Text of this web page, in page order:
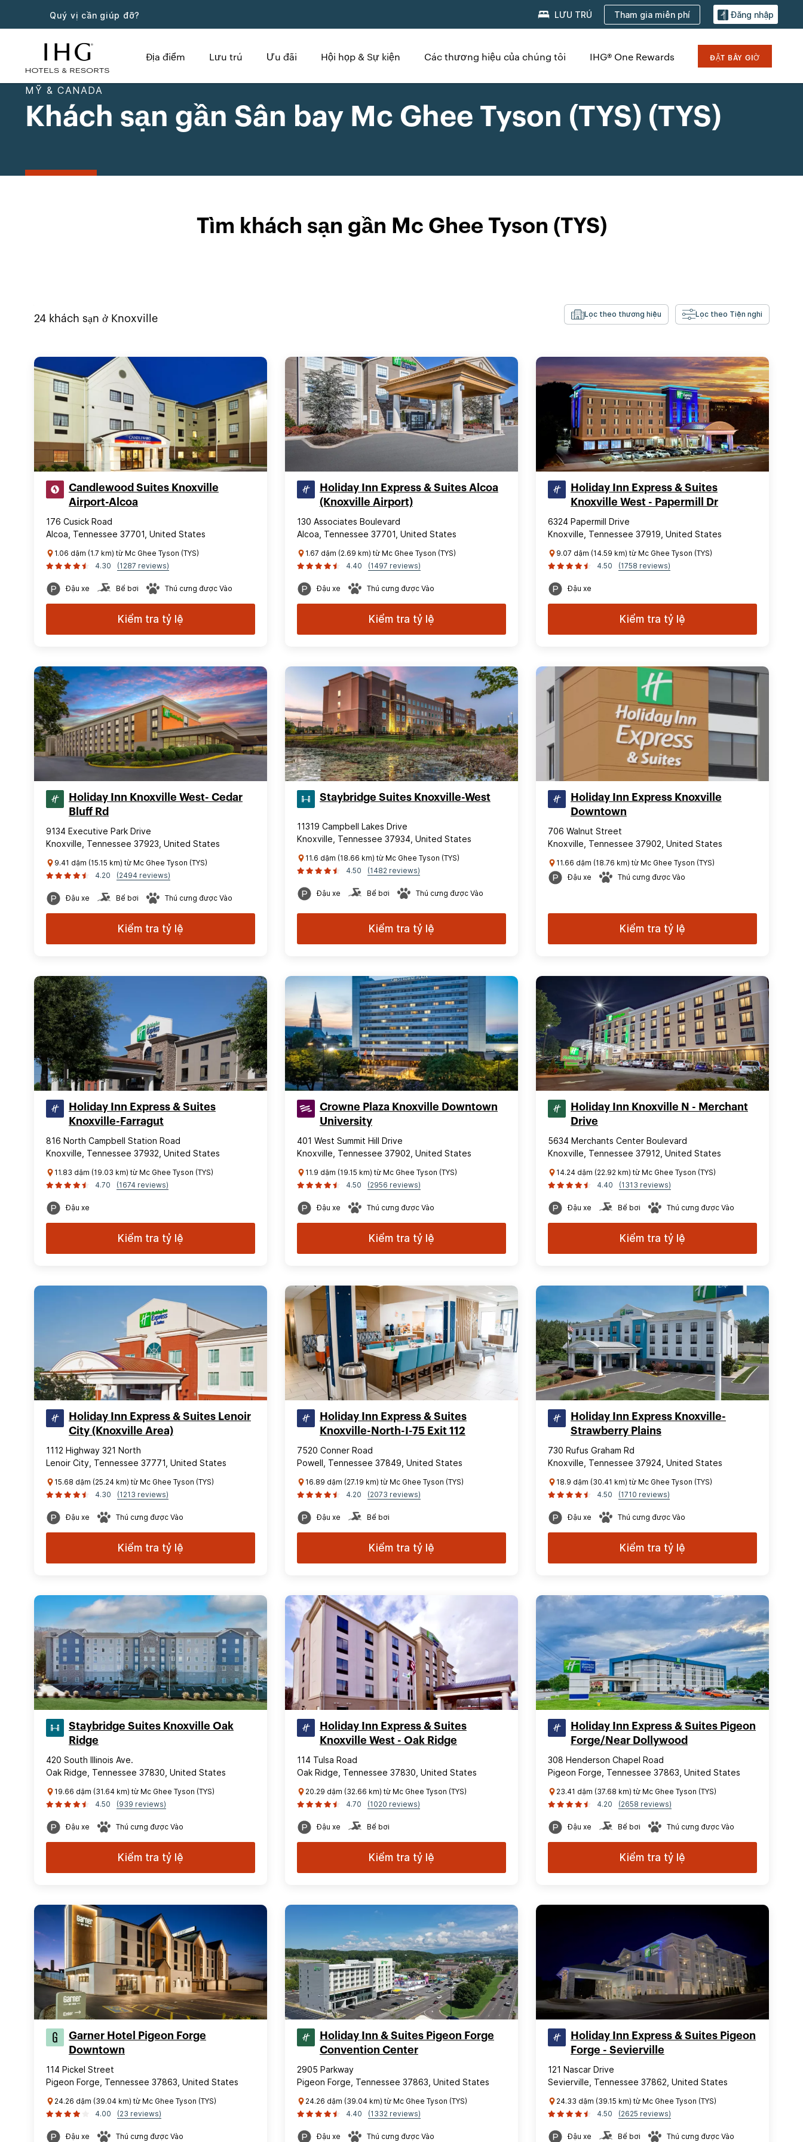
Quý vị cần giúp đỡ? LƯU TRÚ Tham gia miễn phí Đăng nhập
Địa điểm Lưu trú Ưu đãi Hội họp & Sự kiện Các thương hiệu của chúng tôi IHG® One Rewards ĐẶT BÂY GIỜ
MỸ & CANADA
Khách sạn gần Sân bay Mc Ghee Tyson (TYS) (TYS)
Tìm khách sạn gần Mc Ghee Tyson (TYS)
24 khách sạn ở Knoxville Lọc theo thương hiệu Lọc theo Tiện nghi
Candlewood Suites Knoxville
Airport-Alcoa
176 Cusick Road
Alcoa, Tennessee 37701, United States
1.06 dặm (1.7 km) từ Mc Ghee Tyson (TYS)
4.30
(1287 reviews)
Đậu xe Bể bơi Thú cưng được Vào
Kiểm tra tỷ lệ
Holiday Inn Express & Suites Alcoa
(Knoxville Airport)
130 Associates Boulevard
Alcoa, Tennessee 37701, United States
1.67 dặm (2.69 km) từ Mc Ghee Tyson (TYS)
4.40
(1497 reviews)
Đậu xe Thú cưng được Vào
Kiểm tra tỷ lệ
Holiday Inn Express & Suites
Knoxville West - Papermill Dr
6324 Papermill Drive
Knoxville, Tennessee 37919, United States
9.07 dặm (14.59 km) từ Mc Ghee Tyson (TYS)
4.50
(1758 reviews)
Đậu xe
Kiểm tra tỷ lệ
Holiday Inn Knoxville West- Cedar
Bluff Rd
9134 Executive Park Drive
Knoxville, Tennessee 37923, United States
9.41 dặm (15.15 km) từ Mc Ghee Tyson (TYS)
4.20
(2494 reviews)
Đậu xe Bể bơi Thú cưng được Vào
Kiểm tra tỷ lệ
Staybridge Suites Knoxville-West
11319 Campbell Lakes Drive
Knoxville, Tennessee 37934, United States
11.6 dặm (18.66 km) từ Mc Ghee Tyson (TYS)
4.50
(1482 reviews)
Đậu xe Bể bơi Thú cưng được Vào
Kiểm tra tỷ lệ
Holiday Inn Express Knoxville
Downtown
706 Walnut Street
Knoxville, Tennessee 37902, United States
11.66 dặm (18.76 km) từ Mc Ghee Tyson (TYS)
Đậu xe
Thú cưng được Vào
Kiểm tra tỷ lệ
Holiday Inn Express & Suites
Knoxville-Farragut
816 North Campbell Station Road
Knoxville, Tennessee 37932, United States
11.83 dặm (19.03 km) từ Mc Ghee Tyson (TYS)
4.70
(1674 reviews)
Đậu xe
Kiểm tra tỷ lệ
Crowne Plaza Knoxville Downtown
University
401 West Summit Hill Drive
Knoxville, Tennessee 37902, United States
11.9 dặm (19.15 km) từ Mc Ghee Tyson (TYS)
4.50
(2956 reviews)
Đậu xe Thú cưng được Vào
Kiểm tra tỷ lệ
Holiday Inn Knoxville N - Merchant
Drive
5634 Merchants Center Boulevard
Knoxville, Tennessee 37912, United States
14.24 dặm (22.92 km) từ Mc Ghee Tyson (TYS)
4.40
(1313 reviews)
Đậu xe Bể bơi Thú cưng được Vào
Kiểm tra tỷ lệ
Holiday Inn Express & Suites Lenoir
City (Knoxville Area)
1112 Highway 321 North
Lenoir City, Tennessee 37771, United States
15.68 dặm (25.24 km) từ Mc Ghee Tyson (TYS)
4.30
(1213 reviews)
Đậu xe Thú cưng được Vào
Kiểm tra tỷ lệ
Holiday Inn Express & Suites
Knoxville-North-I-75 Exit 112
7520 Conner Road
Powell, Tennessee 37849, United States
16.89 dặm (27.19 km) từ Mc Ghee Tyson (TYS)
4.20
(2073 reviews)
Đậu xe Bể bơi
Kiểm tra tỷ lệ
Holiday Inn Express Knoxville-
Strawberry Plains
730 Rufus Graham Rd
Knoxville, Tennessee 37924, United States
18.9 dặm (30.41 km) từ Mc Ghee Tyson (TYS)
4.50
(1710 reviews)
Đậu xe Thú cưng được Vào
Kiểm tra tỷ lệ
Staybridge Suites Knoxville Oak
Ridge
420 South Illinois Ave.
Oak Ridge, Tennessee 37830, United States
19.66 dặm (31.64 km) từ Mc Ghee Tyson (TYS)
4.50
(939 reviews)
Đậu xe Thú cưng được Vào
Kiểm tra tỷ lệ
Holiday Inn Express & Suites
Knoxville West - Oak Ridge
114 Tulsa Road
Oak Ridge, Tennessee 37830, United States
20.29 dặm (32.66 km) từ Mc Ghee Tyson (TYS)
4.70
(1020 reviews)
Đậu xe Bể bơi
Kiểm tra tỷ lệ
Holiday Inn Express & Suites Pigeon
Forge/Near Dollywood
308 Henderson Chapel Road
Pigeon Forge, Tennessee 37863, United States
23.41 dặm (37.68 km) từ Mc Ghee Tyson (TYS)
4.20
(2658 reviews)
Đậu xe Bể bơi Thú cưng được Vào
Kiểm tra tỷ lệ
Garner Hotel Pigeon Forge
Downtown
114 Pickel Street
Pigeon Forge, Tennessee 37863, United States
24.26 dặm (39.04 km) từ Mc Ghee Tyson (TYS)
4.00
(23 reviews)
Đậu xe Thú cưng được Vào
Holiday Inn & Suites Pigeon Forge
Convention Center
2905 Parkway
Pigeon Forge, Tennessee 37863, United States
24.26 dặm (39.04 km) từ Mc Ghee Tyson (TYS)
4.40
(1332 reviews)
Đậu xe Thú cưng được Vào
Holiday Inn Express & Suites Pigeon
Forge - Sevierville
121 Nascar Drive
Sevierville, Tennessee 37862, United States
24.33 dặm (39.15 km) từ Mc Ghee Tyson (TYS)
4.50
(2625 reviews)
Đậu xe Bể bơi Thú cưng được Vào